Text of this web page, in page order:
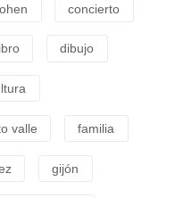
concierto
dibujo
valle familia
gijón